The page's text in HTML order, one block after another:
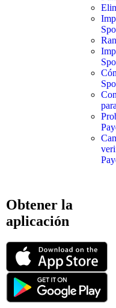
Obtener la
aplicación